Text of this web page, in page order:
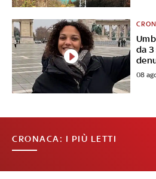
da
08
CRONACA: I PIÙ LETTI